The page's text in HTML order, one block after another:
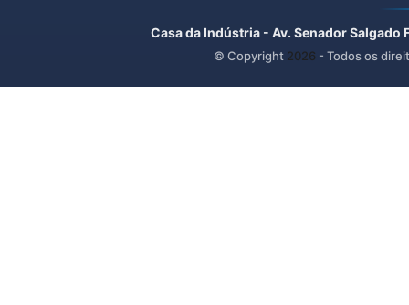
Casa da Indústria - Av. Senador
© Copyright 2026 - Todos os